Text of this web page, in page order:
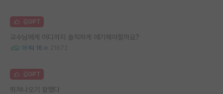
김GPT
교수님에게 어디까지 솔직하게 얘기해야할까요?
16 16 21672
김GPT
뛰쳐나오기 잘했다